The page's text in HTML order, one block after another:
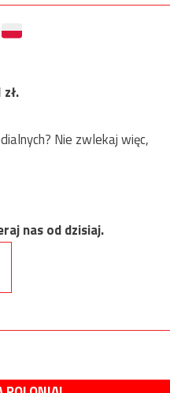
zł.
Nie zwlekaj więc,
nas od dzisiaj.